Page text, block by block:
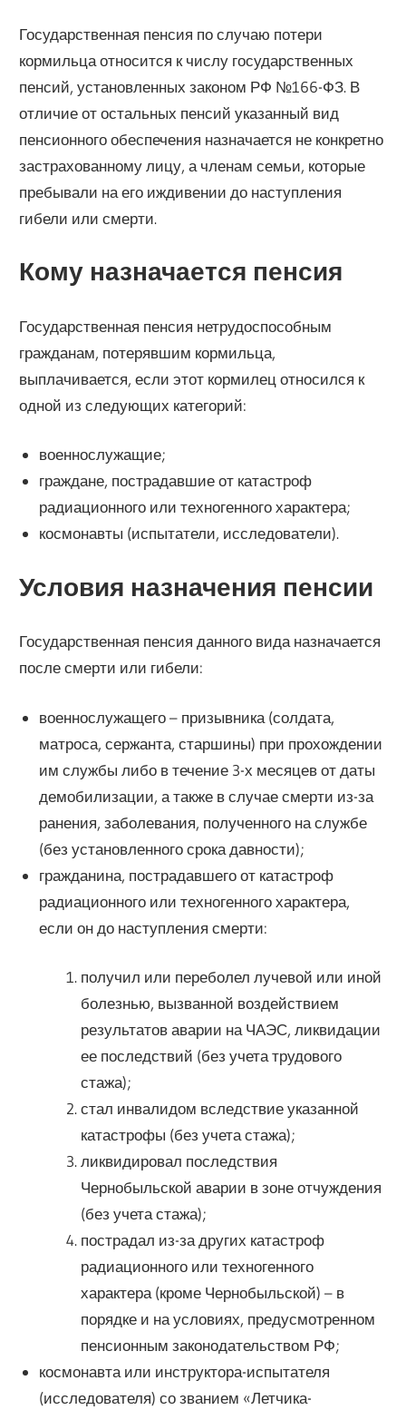
Государственная пенсия по случаю потери
кормильца относится к числу государственных
пенсий, установленных законом РФ №166-ФЗ. В
отличие от остальных пенсий указанный вид
пенсионного обеспечения назначается не конкретно
застрахованному лицу, а членам семьи, которые
пребывали на его иждивении до наступления
гибели или смерти.
Кому назначается пенсия
Государственная пенсия нетрудоспособным
гражданам, потерявшим кормильца,
выплачивается, если этот кормилец относился к
одной из следующих категорий:
военнослужащие;
граждане, пострадавшие от катастроф
радиационного или техногенного характера;
космонавты (испытатели, исследователи).
Условия назначения пенсии
Государственная пенсия данного вида назначается
после смерти или гибели:
военнослужащего – призывника (солдата,
матроса, сержанта, старшины) при прохождении
им службы либо в течение 3-х месяцев от даты
демобилизации, а также в случае смерти из-за
ранения, заболевания, полученного на службе
(без установленного срока давности);
гражданина, пострадавшего от катастроф
радиационного или техногенного характера,
если он до наступления смерти:
получил или переболел лучевой или иной
болезнью, вызванной воздействием
результатов аварии на ЧАЭС, ликвидации
ее последствий (без учета трудового
стажа);
стал инвалидом вследствие указанной
катастрофы (без учета стажа);
ликвидировал последствия
Чернобыльской аварии в зоне отчуждения
(без учета стажа);
пострадал из-за других катастроф
радиационного или техногенного
характера (кроме Чернобыльской) – в
порядке и на условиях, предусмотренном
пенсионным законодательством РФ;
космонавта или инструктора-испытателя
(исследователя) со званием «Летчика-